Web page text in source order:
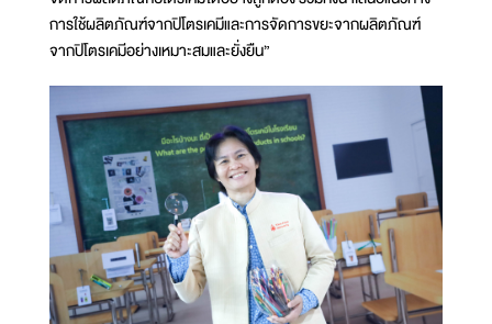
การใช้ผลิตภัณฑ์จากปิโตรเคมีและการจัดการขยะจากผลิตภัณฑ์
จากปิโตรเคมีอย่างเหมาะสมและยั่งยืน”